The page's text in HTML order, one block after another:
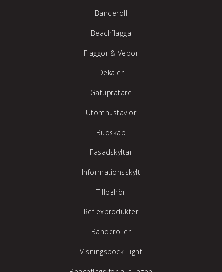
Banderoll
Beachflagga
Flaggor & Vepor
Dekaler
Gatupratare
Utomhustavlor
Budskap
Fasadskyltar
Informationsskylt
Tillbehör
Reflexprodukter
Banderoller
Visningsbock Light